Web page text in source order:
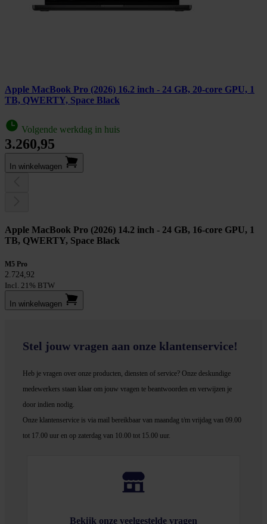
Apple MacBook Pro (2026) 16.2 inch - 24 GB, 20-core GPU, 1
TB, QWERTY, Space Black
Volgende werkdag in huis
3.260,95
In winkel­wagen
Apple MacBook Pro (2026) 14.2 inch - 24 GB, 16-core GPU, 1
TB, QWERTY, Space Black
M5 Pro
2.724,92
Incl. 21% BTW
In winkel­wagen
Stel jouw vragen aan onze klantenservice!
Heb je vragen over onze producten, diensten of service? Onze deskundige
medewerkers staan klaar om jouw vragen te beantwoorden en verwijzen je
door indien nodig.
Onze klantenservice is via mail bereikbaar van maandag t/m vrijdag van 09.00
tot 17.00 uur en op zaterdag van 10.00 tot 15.00 uur.
Bekijk onze veelgestelde vragen